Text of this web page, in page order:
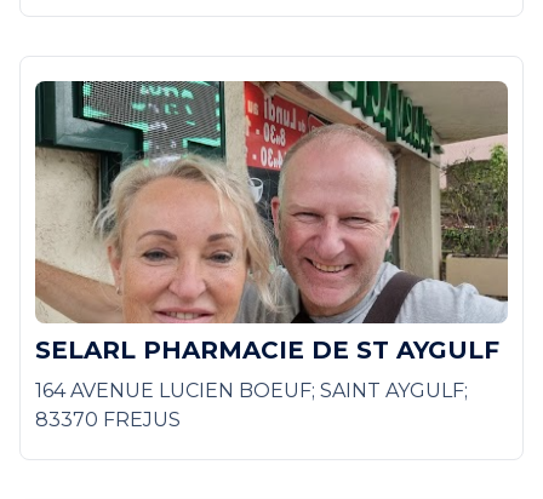
SELARL PHARMACIE DE ST AYGULF
164 AVENUE LUCIEN BOEUF; SAINT AYGULF;
83370 FREJUS